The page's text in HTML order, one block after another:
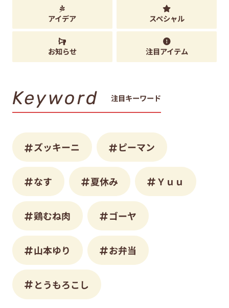
アイデア スペシャル
お知らせ 注目アイテム
Keyword 注目キーワード
ズッキーニ ピーマン
なす 夏休み Ｙｕｕ
鶏むね肉 ゴーヤ
山本ゆり お弁当
とうもろこし